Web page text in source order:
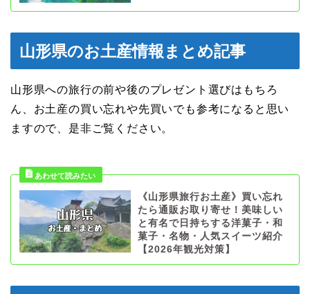
山形県のお土産情報まとめ記事
山形県への旅行の前や後のプレゼント選びはもちろ
ん、お土産の買い忘れや先買いでも参考になると思い
ますので、是非ご覧ください。
《山形県旅行お土産》買い忘れ
たら通販お取り寄せ！美味しい
と有名で日持ちする洋菓子・和
菓子・名物・人気スイーツ紹介
【2026年観光対策】